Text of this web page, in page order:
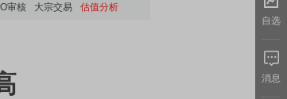
审核 大宗交易 估值分析
自选
消息